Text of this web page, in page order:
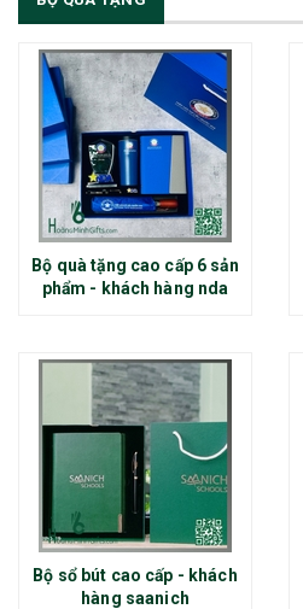
Bộ quà tặng cao cấp 6 sản
phẩm - khách hàng nda
Bộ sổ bút cao cấp - khách
hàng saanich